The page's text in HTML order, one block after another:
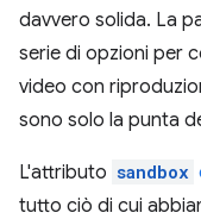
davvero solida. La
serie di opzioni per
video con
sono solo la punta
L'attributo sandbox
tutto ciò di cui